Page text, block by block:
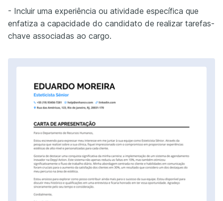
- Incluir uma experiência ou atividade específica que
enfatiza a capacidade do candidato de realizar tarefas-
chave associadas ao cargo.